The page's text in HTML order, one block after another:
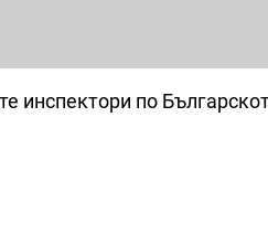
инспектори по